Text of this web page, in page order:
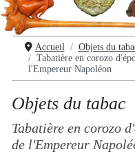
Accueil Objets du
Tabatière en corozo
l'Empereur Napoléon
Objets du tabac
Tabatière en corozo
de l'Empereur